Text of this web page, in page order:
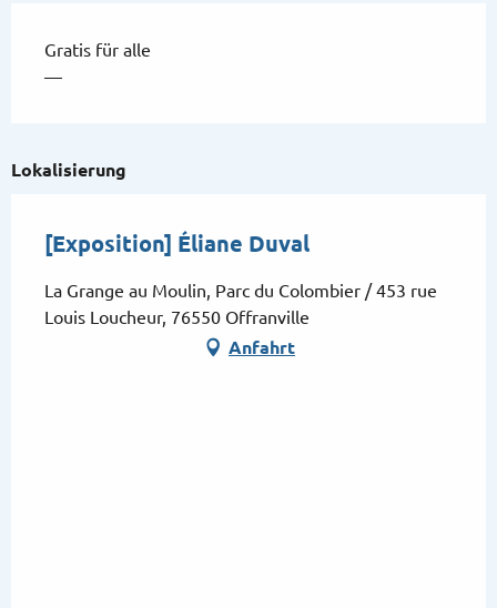
Gratis für alle
—
Lokalisierung
[Exposition] Éliane Duval
La Grange au Moulin, Parc du Colombier / 453 rue
Louis Loucheur, 76550 Offranville
Anfahrt